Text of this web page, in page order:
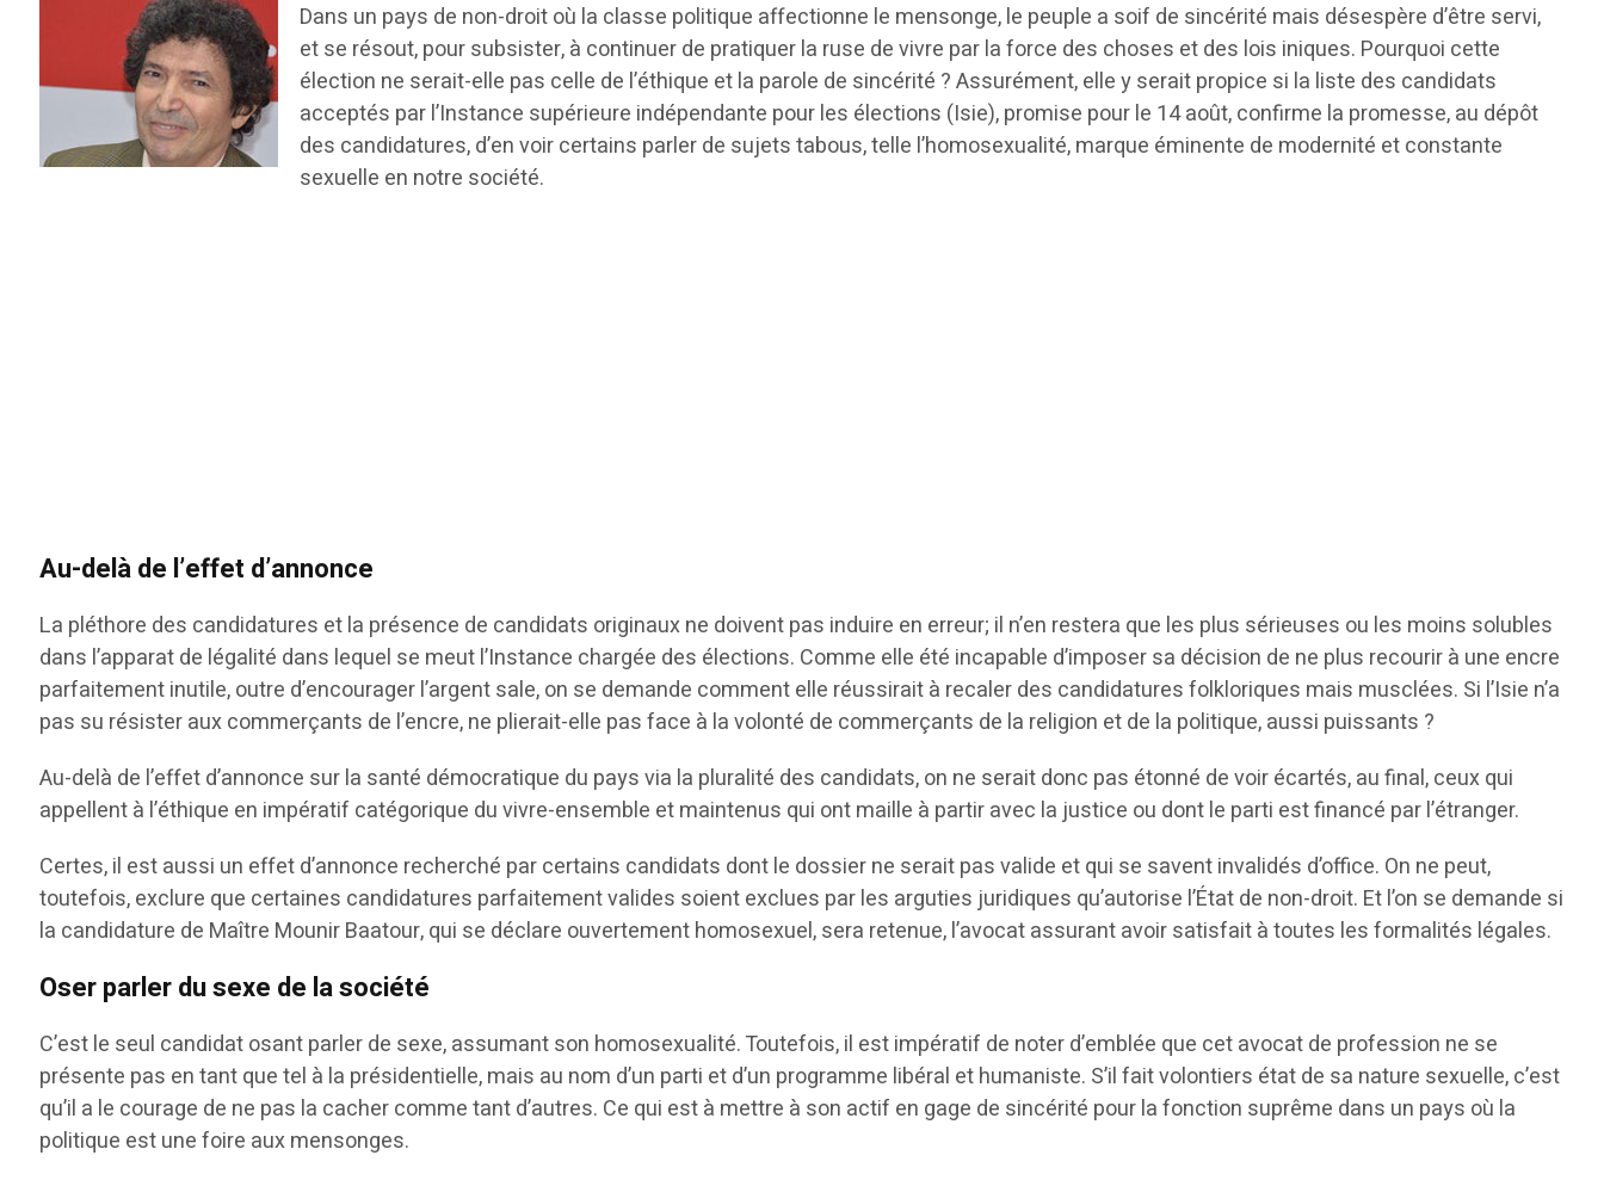
Dans un pays de non-droit où la classe politique affectionne le mensonge, le peuple a soif de sincérité mais désespère d’être servi,
et se résout, pour subsister, à continuer de pratiquer la ruse de vivre par la force des choses et des lois iniques. Pourquoi cette
élection ne serait-elle pas celle de l’éthique et la parole de sincérité ? Assurément, elle y serait propice si la liste des candidats
acceptés par l’Instance supérieure indépendante pour les élections (Isie), promise pour le 14 août, confirme la promesse, au dépôt
des candidatures, d’en voir certains parler de sujets tabous, telle l’homosexualité, marque éminente de modernité et constante
sexuelle en notre société.
Au-delà de l’effet d’annonce
La pléthore des candidatures et la présence de candidats originaux ne doivent pas induire en erreur; il n’en restera que les plus sérieuses ou les moins solubles
dans l’apparat de légalité dans lequel se meut l’Instance chargée des élections. Comme elle été incapable d’imposer sa décision de ne plus recourir à une encre
parfaitement inutile, outre d’encourager l’argent sale, on se demande comment elle réussirait à recaler des candidatures folkloriques mais musclées. Si l’Isie n’a
pas su résister aux commerçants de l’encre, ne plierait-elle pas face à la volonté de commerçants de la religion et de la politique, aussi puissants ?
Au-delà de l’effet d’annonce sur la santé démocratique du pays via la pluralité des candidats, on ne serait donc pas étonné de voir écartés, au final, ceux qui
appellent à l’éthique en impératif catégorique du vivre-ensemble et maintenus qui ont maille à partir avec la justice ou dont le parti est financé par l’étranger.
Certes, il est aussi un effet d’annonce recherché par certains candidats dont le dossier ne serait pas valide et qui se savent invalidés d’office. On ne peut,
toutefois, exclure que certaines candidatures parfaitement valides soient exclues par les arguties juridiques qu’autorise l’État de non-droit. Et l’on se demande si
la candidature de Maître Mounir Baatour, qui se déclare ouvertement homosexuel, sera retenue, l’avocat assurant avoir satisfait à toutes les formalités légales.
Oser parler du sexe de la société
C’est le seul candidat osant parler de sexe, assumant son homosexualité. Toutefois, il est impératif de noter d’emblée que cet avocat de profession ne se
présente pas en tant que tel à la présidentielle, mais au nom d’un parti et d’un programme libéral et humaniste. S’il fait volontiers état de sa nature sexuelle, c’est
qu’il a le courage de ne pas la cacher comme tant d’autres. Ce qui est à mettre à son actif en gage de sincérité pour la fonction suprême dans un pays où la
politique est une foire aux mensonges.